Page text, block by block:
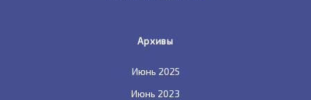
Архивы
Июнь 2025
Июнь 2023